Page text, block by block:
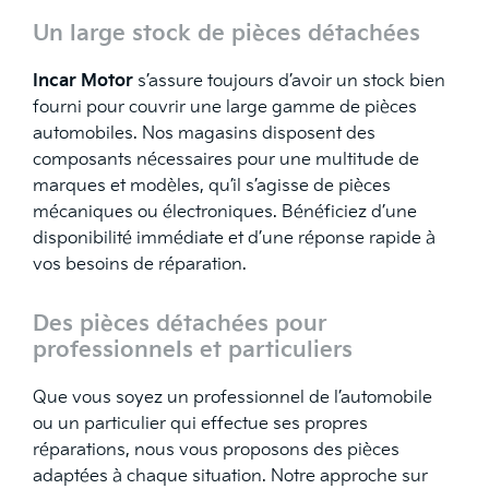
Un large stock de pièces détachées
Incar Motor s’assure toujours d’avoir un stock bien
fourni pour couvrir une large gamme de pièces
automobiles. Nos magasins disposent des
composants nécessaires pour une multitude de
marques et modèles, qu’il s’agisse de pièces
mécaniques ou électroniques. Bénéficiez d’une
disponibilité immédiate et d’une réponse rapide à
vos besoins de réparation.
Des pièces détachées pour
professionnels et particuliers
Que vous soyez un professionnel de l’automobile
ou un particulier qui effectue ses propres
réparations, nous vous proposons des pièces
adaptées à chaque situation. Notre approche sur